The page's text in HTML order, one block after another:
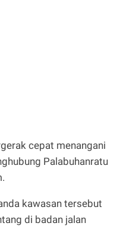
cepat menangani
Palabuhanratu
kawasan tersebut
di badan jalan